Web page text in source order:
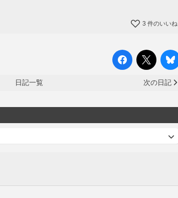
3 件のいいね
日記一覧 次の日記